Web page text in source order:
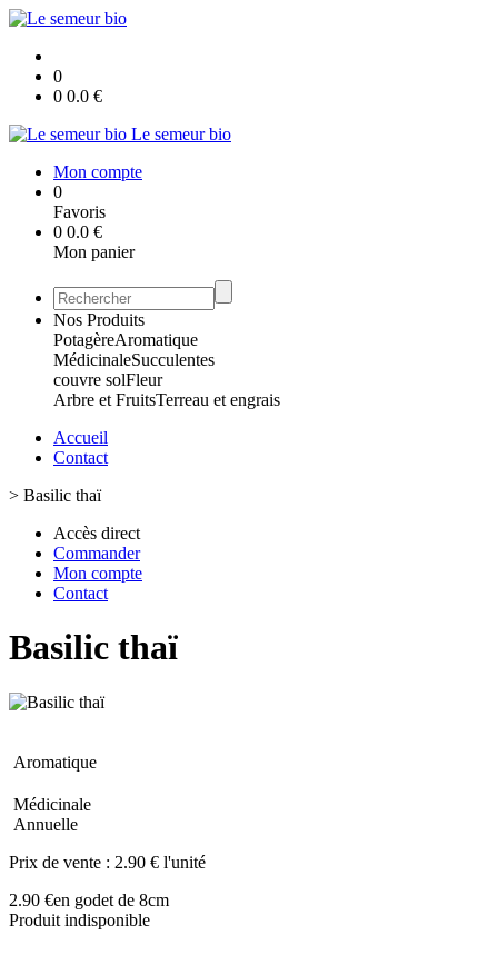
0
0 0.0 €
Le semeur bio
Mon compte
0
Favoris
0 0.0 €
Mon panier
Nos Produits
PotagèreAromatique
MédicinaleSucculentes
couvre solFleur
Arbre et FruitsTerreau et engrais
Accueil
Contact
> Basilic thaï
Accès direct
Commander
Mon compte
Contact
Basilic thaï
Aromatique
Médicinale
Annuelle
Prix de vente : 2.90 € l'unité
2.90 €en godet de 8cm
Produit indisponible